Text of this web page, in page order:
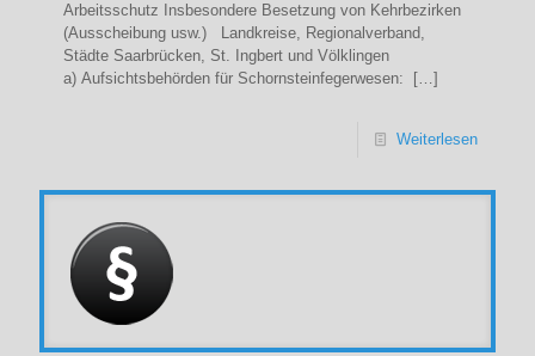
Arbeitsschutz Insbesondere Besetzung von Kehrbezirken
(Ausscheibung usw.) Landkreise, Regionalverband,
Städte Saarbrücken, St. Ingbert und Völklingen
a) Aufsichtsbehörden für Schornsteinfegerwesen:
[…]
Weiterlesen